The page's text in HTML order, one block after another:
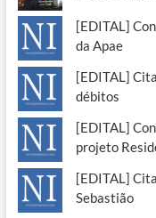
[EDITAL]
da Apae
[EDITAL]
débitos
[EDITAL]
projeto
[EDITAL]
Sebastião